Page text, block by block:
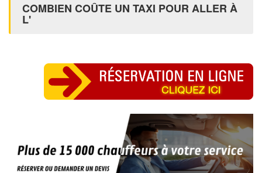
COMBIEN COÛTE UN TAXI POUR ALLER À
L'